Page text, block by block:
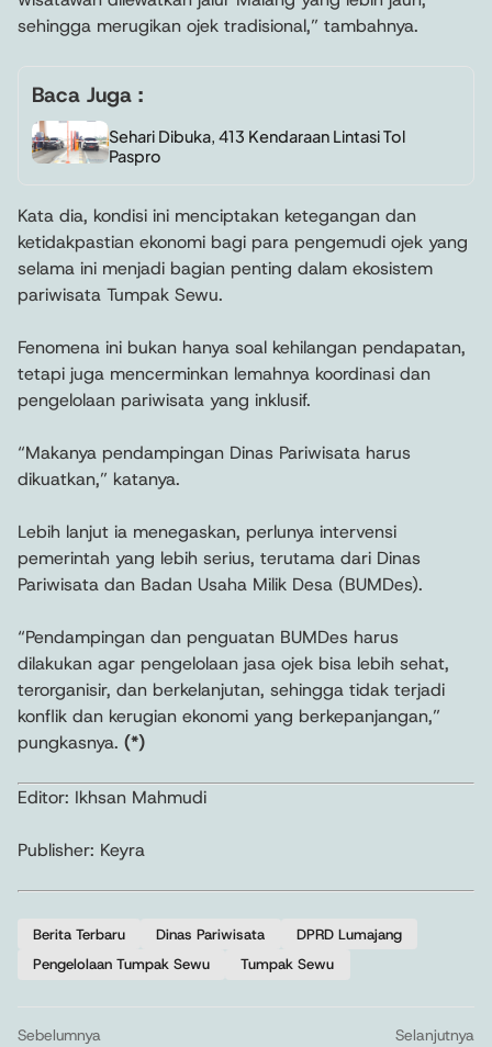
sehingga merugikan ojek tradisional,” tambahnya.
Baca Juga :
Sehari Dibuka, 413 Kendaraan Lintasi Tol
Paspro
Kata dia, kondisi ini menciptakan ketegangan dan
ketidakpastian ekonomi bagi para pengemudi ojek yang
selama ini menjadi bagian penting dalam ekosistem
pariwisata Tumpak Sewu.
Fenomena ini bukan hanya soal kehilangan pendapatan,
tetapi juga mencerminkan lemahnya koordinasi dan
pengelolaan pariwisata yang inklusif.
“Makanya pendampingan Dinas Pariwisata harus
dikuatkan,” katanya.
Lebih lanjut ia menegaskan, perlunya intervensi
pemerintah yang lebih serius, terutama dari Dinas
Pariwisata dan Badan Usaha Milik Desa (BUMDes).
“Pendampingan dan penguatan BUMDes harus
dilakukan agar pengelolaan jasa ojek bisa lebih sehat,
terorganisir, dan berkelanjutan, sehingga tidak terjadi
konflik dan kerugian ekonomi yang berkepanjangan,”
pungkasnya. (*)
Editor: Ikhsan Mahmudi
Publisher: Keyra
Berita Terbaru Dinas Pariwisata
DPRD Lumajang
Pengelolaan Tumpak Sewu
Tumpak Sewu
Sebelumnya
Selanjutnya